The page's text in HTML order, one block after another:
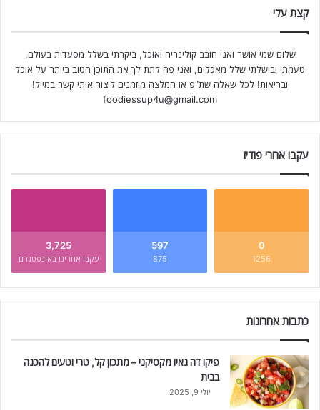
קצת עלי
שלום שמי אושר ואני חובב קולינריה ואוכל, ביקרתי בשלל מסעדות בעולם,
טעמתי ובישלתי שלל מאכלים, ואני פה לתת לך את התוכן הטוב ביותר על אוכל
ובריאות! לכל שאלה שת"פ או המלצה מוזמנים ליצור איתי קשר במייל!
foodiessup4u@gmail.com
עקבו אחרי פודיז
0
1256
597
875
3,725
עקבו אחרינו באינסטגרם
כתבות אחרונות
פיקו דה גאיו מקסיקני – מתכון קל, טרי וטעים להכנה
בבית
יולי 9, 2025